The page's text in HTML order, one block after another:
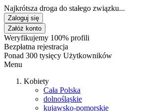
Najkrótsza droga do stałego związku...
Zaloguj się
Załóż konto
Weryfikujemy 100% profili
Bezpłatna rejestracja
Ponad 300 tysięcy Użytkowników
Menu
Kobiety
Cała Polska
dolnośląskie
kujawsko-pomorskie